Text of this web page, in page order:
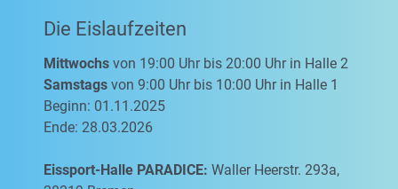
Die Eislaufzeiten
Mittwochs von 19:00 Uhr bis 20:00 Uhr in Halle 2
Samstags von 9:00 Uhr bis 10:00 Uhr in Halle 1
Beginn: 01.11.2025
Ende: 28.03.2026
Eissport-Halle PARADICE: Waller Heerstr. 293a,